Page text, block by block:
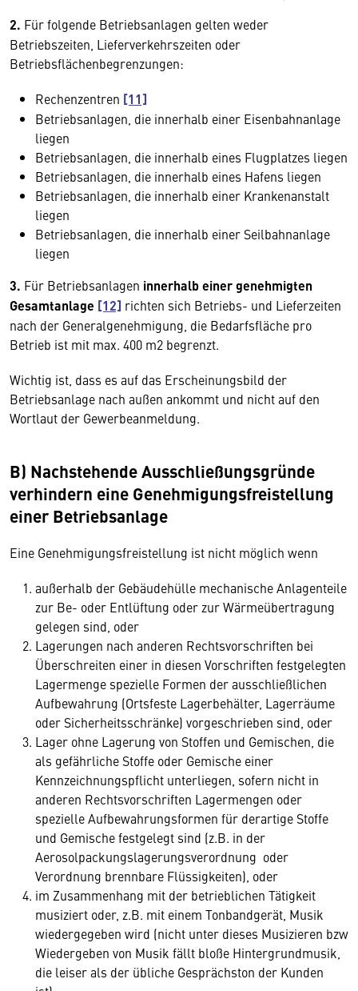
2. Für folgende Betriebsanlagen gelten weder
Betriebszeiten, Lieferverkehrszeiten oder
Betriebsflächenbegrenzungen:
Rechenzentren [11]
Betriebsanlagen, die innerhalb einer Eisenbahnanlage
liegen
Betriebsanlagen, die innerhalb eines Flugplatzes liegen
Betriebsanlagen, die innerhalb eines Hafens liegen
Betriebsanlagen, die innerhalb einer Krankenanstalt
liegen
Betriebsanlagen, die innerhalb einer Seilbahnanlage
liegen
3. Für Betriebsanlagen innerhalb einer genehmigten
Gesamtanlage [12] richten sich Betriebs- und Lieferzeiten
nach der Generalgenehmigung, die Bedarfsfläche pro
Betrieb ist mit max. 400 m2 begrenzt.
Wichtig ist, dass es auf das Erscheinungsbild der
Betriebsanlage nach außen ankommt und nicht auf den
Wortlaut der Gewerbeanmeldung.
B) Nachstehende Ausschließungsgründe
verhindern eine Genehmigungsfreistellung
einer Betriebsanlage
Eine Genehmigungsfreistellung ist nicht möglich wenn
außerhalb der Gebäudehülle mechanische Anlagenteile
zur Be- oder Entlüftung oder zur Wärmeübertragung
gelegen sind, oder
Lagerungen nach anderen Rechtsvorschriften bei
Überschreiten einer in diesen Vorschriften festgelegten
Lagermenge spezielle Formen der ausschließlichen
Aufbewahrung (Ortsfeste Lagerbehälter, Lagerräume
oder Sicherheitsschränke) vorgeschrieben sind, oder
Lager ohne Lagerung von Stoffen und Gemischen, die
als gefährliche Stoffe oder Gemische einer
Kennzeichnungspflicht unterliegen, sofern nicht in
anderen Rechtsvorschriften Lagermengen oder
spezielle Aufbewahrungsformen für derartige Stoffe
und Gemische festgelegt sind (z.B. in der
Aerosolpackungslagerungsverordnung oder
Verordnung brennbare Flüssigkeiten), oder
im Zusammenhang mit der betrieblichen Tätigkeit
musiziert oder, z.B. mit einem Tonbandgerät, Musik
wiedergegeben wird (nicht unter dieses Musizieren bzw
Wiedergeben von Musik fällt bloße Hintergrundmusik,
die leiser als der übliche Gesprächston der Kunden